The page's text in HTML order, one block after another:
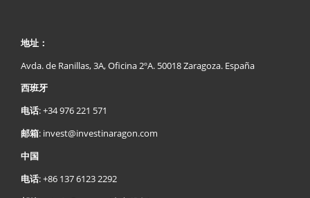
地址：
Avda. de Ranillas, 3A, Oficina 2ºA. 50018 Zaragoza. España
西班牙
电话:+34 976 221 571
邮箱: invest@investinaragon.com
中国
电话:+86 137 6123 2292